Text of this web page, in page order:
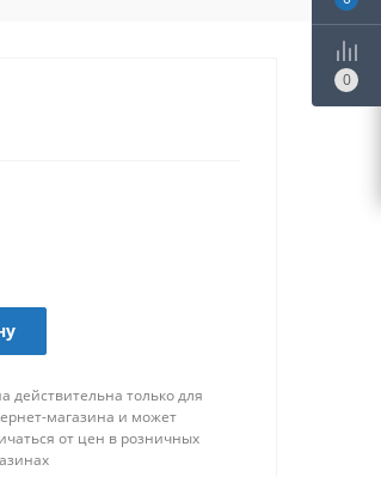
действительна только для
магазина и может
от цен в розничных
0